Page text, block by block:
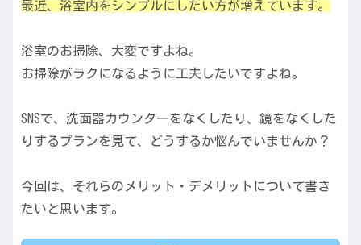
最近、浴室内をシンプルにしたい方が増えています。
浴室のお掃除、大変ですよね。
お掃除がラクになるように工夫したいですよね。
SNSで、洗面器カウンターをなくしたり、鏡をなくした
りするプランを見て、どうするか悩んでいませんか？
今回は、それらのメリット・デメリットについて書き
たいと思います。